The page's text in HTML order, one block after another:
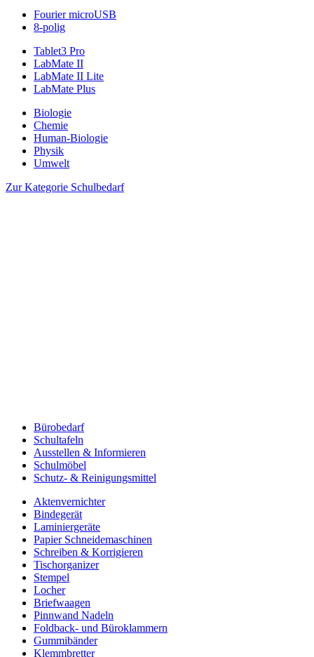
Fourier microUSB
8-polig
Tablet3 Pro
LabMate II
LabMate II Lite
LabMate Plus
Biologie
Chemie
Human-Biologie
Physik
Umwelt
Zur Kategorie Schulbedarf
Bürobedarf
Schultafeln
Ausstellen & Informieren
Schulmöbel
Schutz- & Reinigungsmittel
Aktenvernichter
Bindegerät
Laminiergeräte
Papier Schneidemaschinen
Schreiben & Korrigieren
Tischorganizer
Stempel
Locher
Briefwaagen
Pinnwand Nadeln
Foldback- und Büroklammern
Gummibänder
Klemmbretter